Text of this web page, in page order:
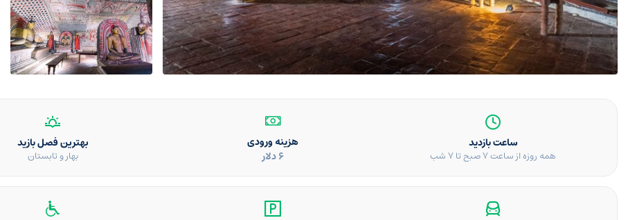
ساعت بازدید
همه روزه از ساعت ۷ صبح تا ۷ شب
هزینه ورودی
۶ دلار
بهترین فصل بازید
بهار و تابستان